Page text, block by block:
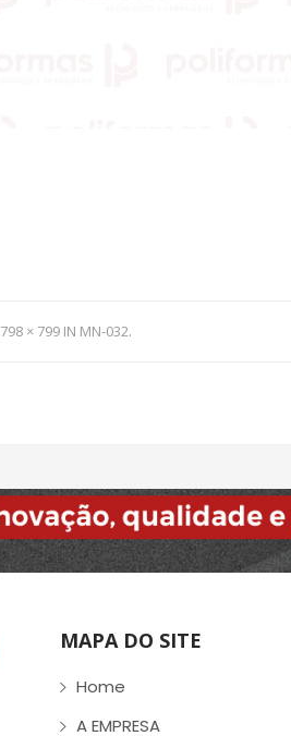
798 × 799 IN MN-032.
MAPA DO SITE
Home
A EMPRESA